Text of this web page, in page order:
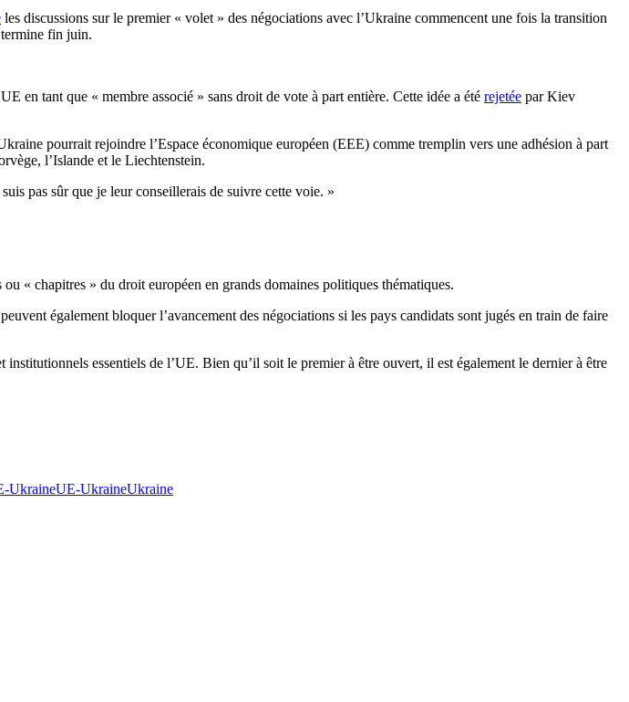
les discussions sur le premier « volet » des négociations avec l’Ukraine commencent une fois la transition
fin juin.
en tant que « membre associé » sans droit de vote à part entière. Cette idée a été rejetée par Kiev
pourrait rejoindre l’Espace économique européen (EEE) comme tremplin vers une adhésion à part
l’Islande et le Liechtenstein.
pas sûr que je leur conseillerais de suivre cette voie. »
« chapitres » du droit européen en grands domaines politiques thématiques.
également bloquer l’avancement des négociations si les pays candidats sont jugés en train de faire
essentiels de l’UE. Bien qu’il soit le premier à être ouvert, il est également le dernier à être
UkraineUE-UkraineUkraine